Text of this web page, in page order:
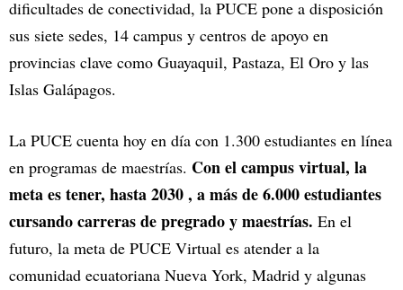
dificultades de conectividad, la PUCE pone a disposición
sus siete sedes, 14 campus y centros de apoyo en
provincias clave como Guayaquil, Pastaza, El Oro y las
Islas Galápagos.
La PUCE cuenta hoy en día con 1.300 estudiantes en línea
en programas de maestrías. Con el campus virtual, la
meta es tener, hasta 2030 , a más de 6.000 estudiantes
cursando carreras de pregrado y maestrías. En el
futuro, la meta de PUCE Virtual es atender a la
comunidad ecuatoriana Nueva York, Madrid y algunas